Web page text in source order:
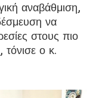
αναβάθμιση,
να
στους πιο
ο κ.